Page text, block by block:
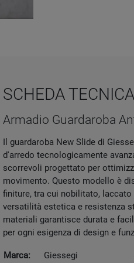
SCHEDA TECNICA
Armadio Guardaroba
Il guardaroba New Slide di
d'arredo tecnologicamente
scorrevoli progettato per
movimento. Questo modello è
finiture, tra cui nobilitato,
versatilità estetica e resistenza
materiali garantisce durata e
per ogni esigenza di design e
Marca:
Giessegi